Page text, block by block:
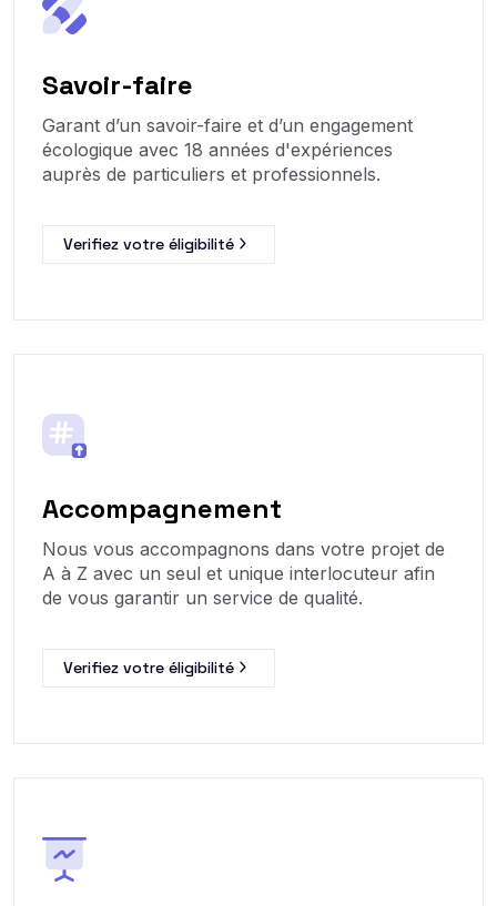
Savoir-faire
Garant d’un savoir-faire et d’un engagement
écologique avec 18 années d'expériences
auprès de particuliers et professionnels.
Verifiez votre éligibilité
Accompagnement
Nous vous accompagnons dans votre projet de
A à Z avec un seul et unique interlocuteur afin
de vous garantir un service de qualité.
Verifiez votre éligibilité